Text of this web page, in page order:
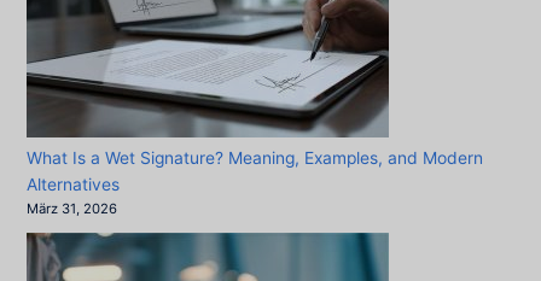
What Is a Wet Signature? Meaning, Examples, and Modern
Alternatives
März 31, 2026